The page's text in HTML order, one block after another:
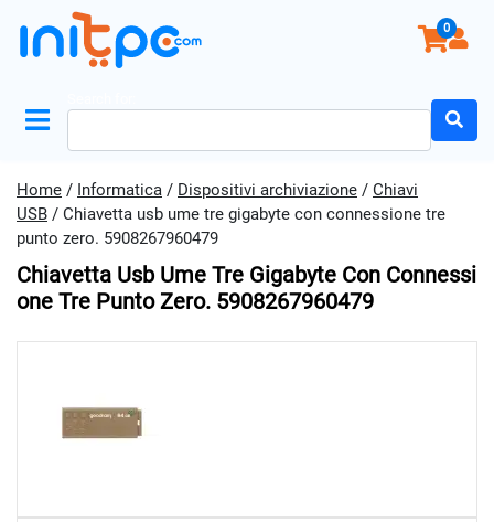
0
Home / Informatica / Dispositivi archiviazione / Chiavi
USB / Chiavetta usb ume tre gigabyte con connessione tre
punto zero. 5908267960479
Chiavetta Usb Ume Tre Gigabyte Con Connessi
One Tre Punto Zero. 5908267960479